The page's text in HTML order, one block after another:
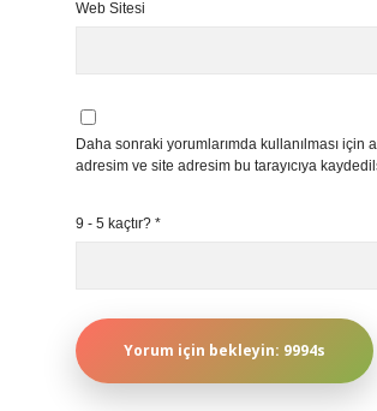
Web Sitesi
Daha sonraki yorumlarımda kullanılması için
adresim ve site adresim bu tarayıcıya
9 - 5 kaçtır? *